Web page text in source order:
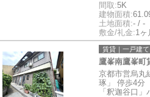
間取:5K
建物面積:
土地面積:- / -
敷金/礼金:1ヶ
賃貸｜一戸建て
鷹峯南鷹峯町
京都市営烏丸
琢」 停歩4分
「釈迦谷口